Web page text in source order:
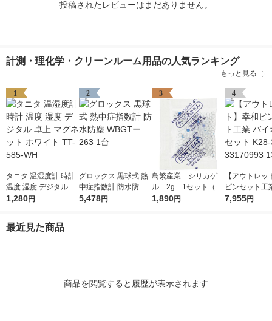
投稿されたレビューはまだありません。
計測・理化学・クリーンルーム用品の人気ランキング
もっと見る
1
タニタ 温湿度計 時計
温度 湿度 デジタル 卓
上 マグネット ホワイ
1,280円
2
グロックス 黒球式 熱
中症指数計 防水防塵
WBGTー263 1台
5,478円
3
鳥繁産業 シリカゲ
ル 2g 1セット（50
0個：100個入×5袋）
1,890円
4
【アウトレッ
ピンセット工
オピンセット
7,955円
最近見た商品
商品を閲覧すると履歴が表示されます